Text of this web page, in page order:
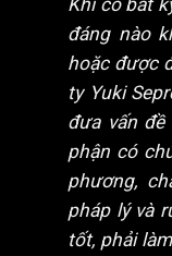
đáng nào
hoặc được
ty Yuki
đưa vấn đề
phận có
phương,
pháp lý và
tốt, phải